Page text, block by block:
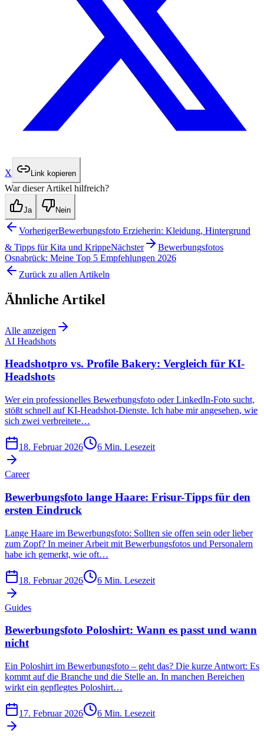
X Link kopieren
War dieser Artikel hilfreich?
Ja Nein
VorherigerBewerbungsfoto Erzieherin: Kleidung, Hintergrund
& Tipps für Kita und KrippeNächster
Bewerbungsfotos
Osnabrück: Meine Top 5 Empfehlungen 2026
Zurück zu allen Artikeln
Ähnliche Artikel
Alle anzeigen
AI Headshots
Headshotpro vs. Profile Bakery: Vergleich für KI-
Headshots
Wer ein professionelles Bewerbungsfoto oder LinkedIn-Foto sucht,
stößt schnell auf KI-Headshot-Dienste. Ich habe mir angesehen, wie
sich zwei verbreitete…
18. Februar 2026 6 Min. Lesezeit
Career
Bewerbungsfoto lange Haare: Frisur-Tipps für den
ersten Eindruck
Lange Haare im Bewerbungsfoto: Sollten sie offen sein oder lieber
zum Zopf? In meiner Arbeit mit Bewerbungsfotos und Personalern
habe ich gemerkt, wie oft…
18. Februar 2026 6 Min. Lesezeit
Guides
Bewerbungsfoto Poloshirt: Wann es passt und wann
nicht
Ein Poloshirt im Bewerbungsfoto – geht das? Die kurze Antwort: Es
kommt auf die Branche und die Stelle an. In manchen Bereichen
wirkt ein gepflegtes Poloshirt…
17. Februar 2026 6 Min. Lesezeit